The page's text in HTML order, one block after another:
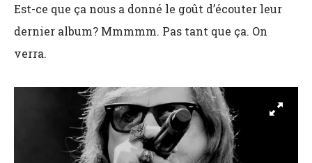
Est-ce que ça nous a donné le goût d’écouter leur
dernier album? Mmmmm. Pas tant que ça. On
verra.